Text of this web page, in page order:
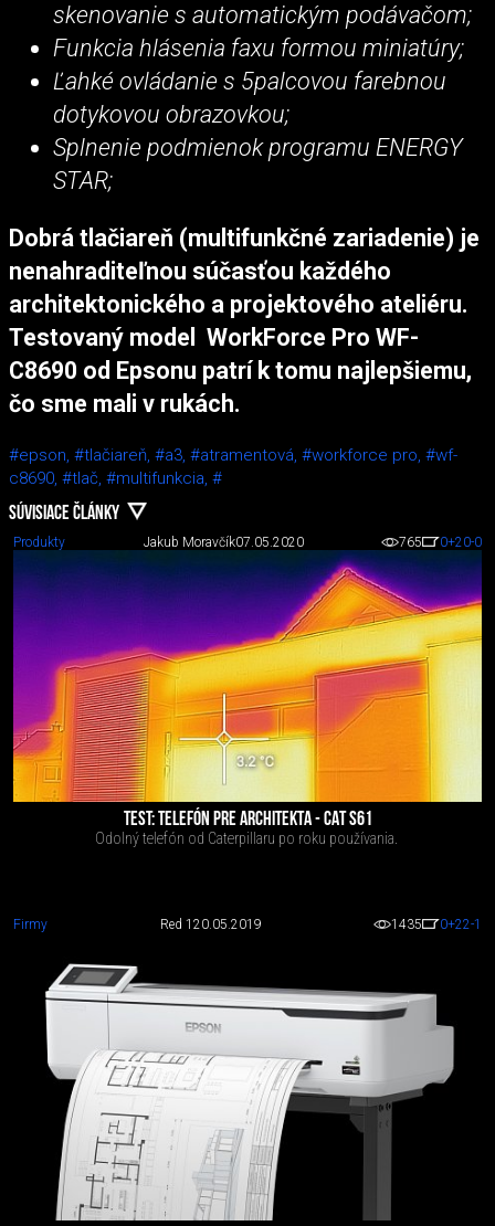
skenovanie s automatickým podávačom;
Funkcia hlásenia faxu formou miniatúry;
Ľahké ovládanie s 5palcovou farebnou
dotykovou obrazovkou;
Splnenie podmienok programu ENERGY
STAR;
Dobrá tlačiareň (multifunkčné zariadenie) je
nenahraditeľnou súčasťou každého
architektonického a projektového ateliéru.
Testovaný model WorkForce Pro WF-
C8690 od Epsonu patrí k tomu najlepšiemu,
čo sme mali v rukách.
#epson, #tlačiareň, #a3, #atramentová, #workforce pro, #wf-
c8690, #tlač, #multifunkcia, #
SÚVISIACE ČLÁNKY
Produkty Jakub Moravčík07.05.2020 765 0+20-0
TEST: TELEFÓN PRE ARCHITEKTA - CAT S61
Odolný telefón od Caterpillaru po roku používania.
Firmy Red 1 20.05.2019 1435 0+22-1